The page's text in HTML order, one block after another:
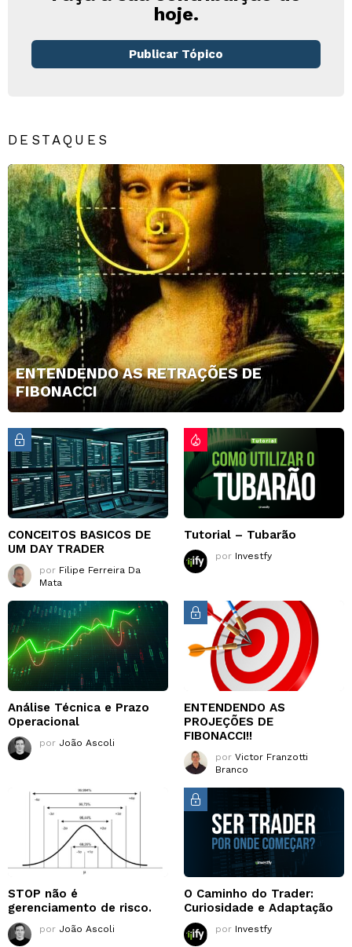
hoje.
Publicar Tópico
DESTAQUES
ENTENDENDO AS RETRAÇÕES DE
FIBONACCI
CONCEITOS BASICOS DE
UM DAY TRADER
por Filipe Ferreira Da
Mata
Tutorial – Tubarão
por Investfy
Análise Técnica e Prazo
Operacional
por João Ascoli
ENTENDENDO AS
PROJEÇÕES DE
FIBONACCI!!
por Victor Franzotti
Branco
STOP não é
gerenciamento de risco.
por João Ascoli
O Caminho do Trader:
Curiosidade e Adaptação
por Investfy